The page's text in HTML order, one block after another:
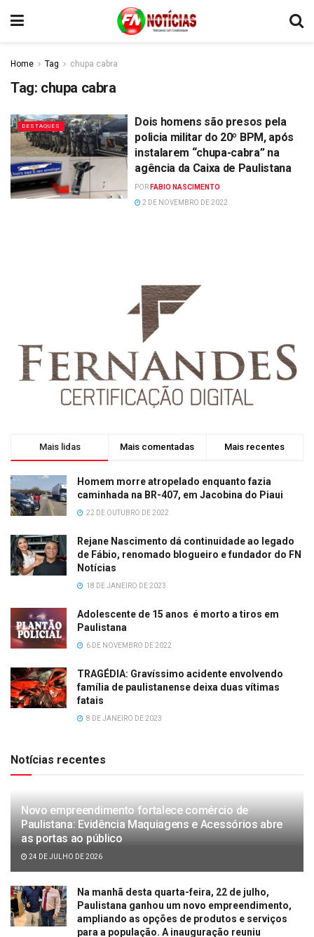
Home Tag chupa cabra
Tag: chupa cabra
DESTAQUES
Dois homens são presos pela
policia militar do 20º BPM, após
instalarem “chupa-cabra” na
agência da Caixa de Paulistana
POR FABIO NASCIMENTO
2 DE NOVEMBRO DE 2022
Mais lidas Mais comentadas Mais recentes
Homem morre atropelado enquanto fazia
caminhada na BR-407, em Jacobina do Piaui
22 DE OUTUBRO DE 2022
Rejane Nascimento dá continuidade ao legado
de Fábio, renomado blogueiro e fundador do FN
Notícias
18 DE JANEIRO DE 2023
Adolescente de 15 anos é morto a tiros em
Paulistana
6 DE NOVEMBRO DE 2022
TRAGÉDIA: Gravíssimo acidente envolvendo
família de paulistanense deixa duas vítimas
fatais
8 DE JANEIRO DE 2023
Notícias recentes
Novo empreendimento fortalece comércio de
Paulistana: Evidência Maquiagens e Acessórios abre
as portas ao público
24 DE JULHO DE 2026
Na manhã desta quarta-feira, 22 de julho,
Paulistana ganhou um novo empreendimento,
ampliando as opções de produtos e serviços
para a população. A inauguração reuniu